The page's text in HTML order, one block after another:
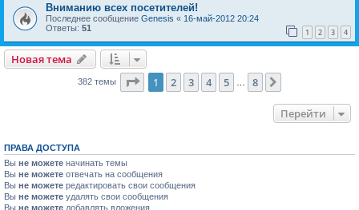
Вниманию всех посетителей!
Последнее сообщение Genesis « 16-май-2012 20:24
Ответы: 51 1 2 3 4
Новая тема
382 темы Страница из
1 2 3 4 5 … 8
Перейти
ПРАВА ДОСТУПА
Вы не можете начинать темы
Вы не можете отвечать на сообщения
Вы не можете редактировать свои сообщения
Вы не можете удалять свои сообщения
Вы не можете добавлять вложения